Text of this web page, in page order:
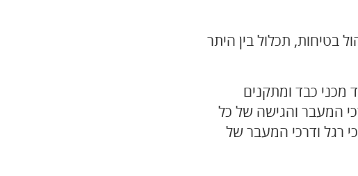
בטיחות, תכלול בין היתר
מכני כבד ומתקנים
המעבר והגישה של כל
רגל ודרכי המעבר של